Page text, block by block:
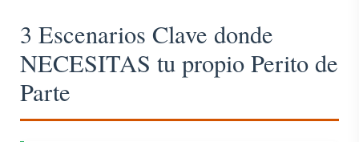
3 Escenarios Clave donde
NECESITAS tu propio Perito de
Parte